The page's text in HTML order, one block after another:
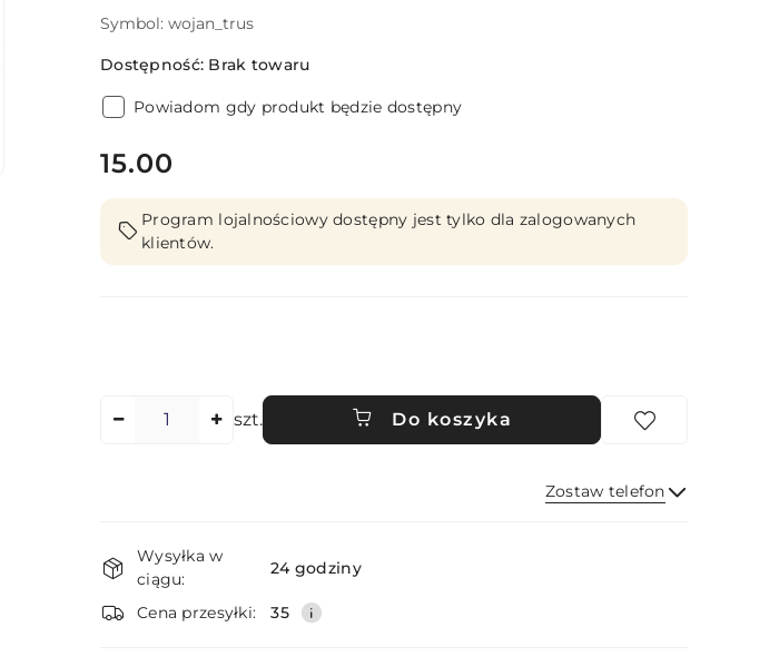
Symbol: wojan_trus
Dostępność: Brak towaru
Powiadom gdy produkt będzie dostępny
cena:
15.00
Program lojalnościowy dostępny jest tylko dla zalogowanych
klientów.
szt. Do koszyka
Zostaw telefon
Dostępność
i
dostawa
Wysyłka w
ciągu:
24 godziny
Cena przesyłki: 35